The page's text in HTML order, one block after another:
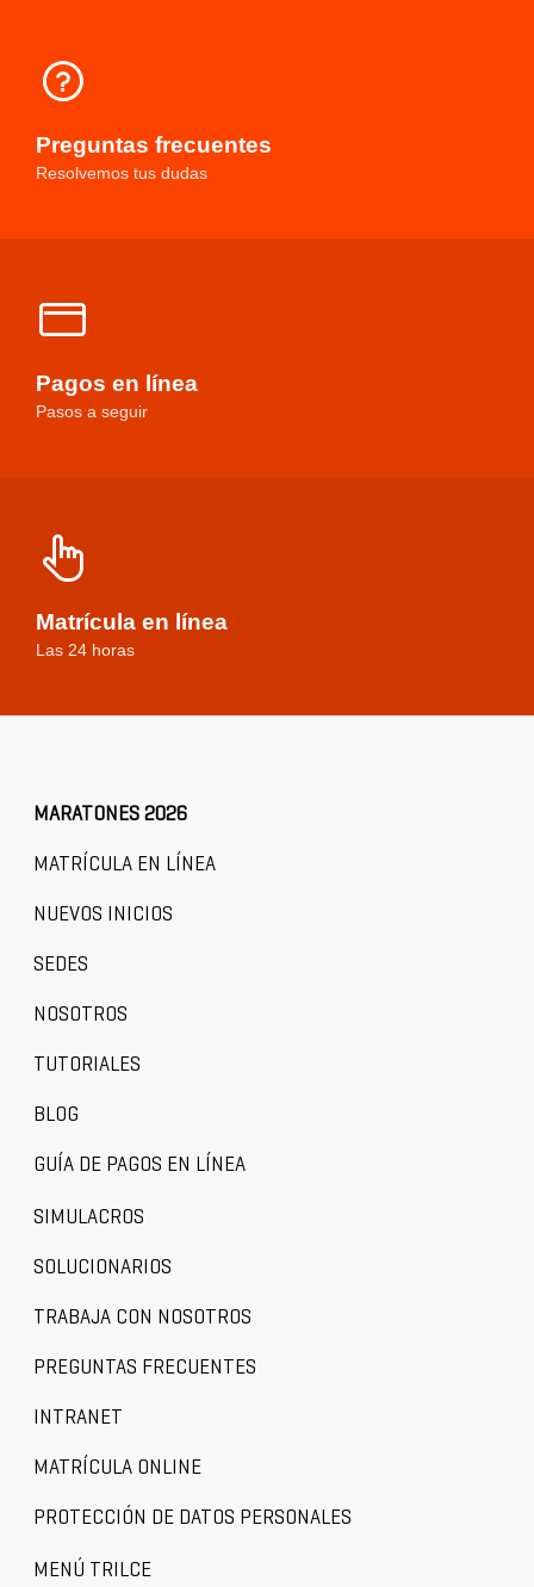
Preguntas frecuentes
Resolvemos tus dudas
Pagos en línea
Pasos a seguir
Matrícula en línea
Las 24 horas
MARATONES 2026
MATRÍCULA EN LÍNEA
NUEVOS INICIOS
SEDES
NOSOTROS
TUTORIALES
BLOG
GUÍA DE PAGOS EN LÍNEA
SIMULACROS
SOLUCIONARIOS
TRABAJA CON NOSOTROS
PREGUNTAS FRECUENTES
INTRANET
MATRÍCULA ONLINE
PROTECCIÓN DE DATOS PERSONALES
MENÚ TRILCE